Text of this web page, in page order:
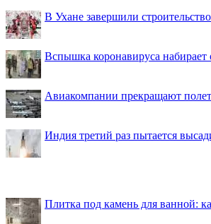
В Ухане завершили
Вспышка коронавируса набирает
Авиакомпании прекращают
Индия третий раз пытается
Плитка под камень для ванной: